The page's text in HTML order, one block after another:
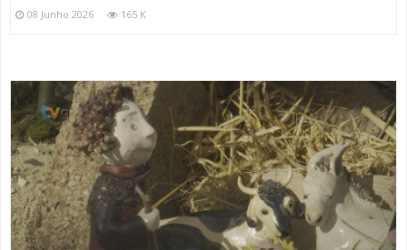
08 Junho 2026 165 K